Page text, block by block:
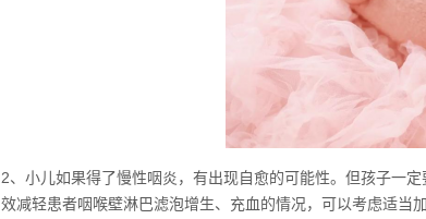
2、小儿如果得了慢性咽炎，有出现自愈的可能性。但孩子一
效减轻患者咽喉壁淋巴滤泡增生、充血的情况，可以考虑适当